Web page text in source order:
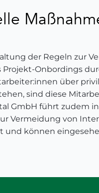
der Regeln zur
Projekt-Onbordings
über
sind diese
GmbH führt zudem
Vermeidung von
und können